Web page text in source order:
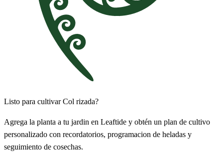
Listo para cultivar Col rizada?
Agrega la planta a tu jardin en Leaftide y obtén un plan de cultivo
personalizado con recordatorios, programacion de heladas y
seguimiento de cosechas.